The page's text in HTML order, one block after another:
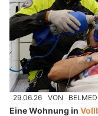
29.06.26 VON
Eine Wohnung in